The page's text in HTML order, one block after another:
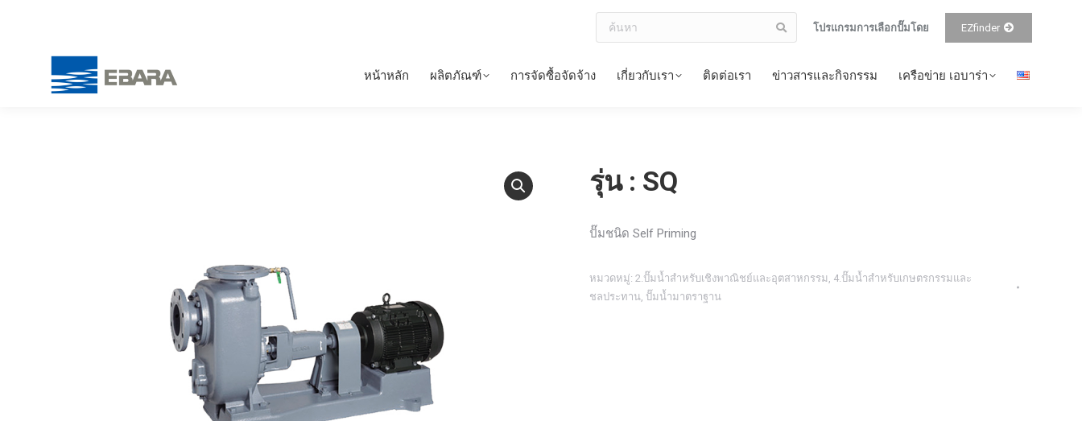
ค้นหา
โปรแกรมการเลือกปั๊มโดย EZfinder
หน้าหลัก ผลิตภัณฑ์ การจัดซื้อจัดจ้าง เกี่ยวกับเรา ติดต่อเรา ข่าวสารและกิจกรรม เครือข่าย เอบาร่า
รุ่น : SQ
ปั๊มชนิด Self Priming
หมวดหมู่: 2.ปั๊มน้ำสำหรับเชิงพาณิชย์และอุตสาหกรรม , 4.ปั๊มน้ำสำหรับเกษตรกรรมและ
ชลประทาน, ปั๊มน้ำมาตราฐาน